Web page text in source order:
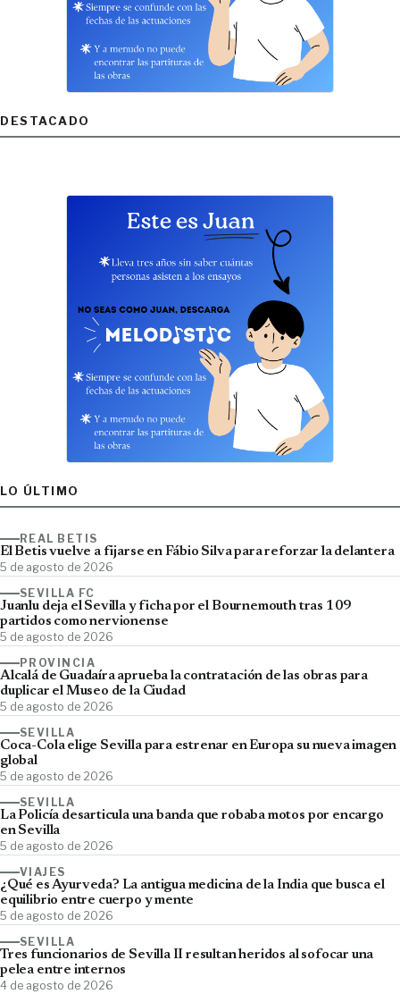
DESTACADO
LO ÚLTIMO
REAL BETIS
El Betis vuelve a fijarse en Fábio Silva para reforzar la delantera
5 de agosto de 2026
SEVILLA FC
Juanlu deja el Sevilla y ficha por el Bournemouth tras 109
partidos como nervionense
5 de agosto de 2026
PROVINCIA
Alcalá de Guadaíra aprueba la contratación de las obras para
duplicar el Museo de la Ciudad
5 de agosto de 2026
SEVILLA
Coca-Cola elige Sevilla para estrenar en Europa su nueva imagen
global
5 de agosto de 2026
SEVILLA
La Policía desarticula una banda que robaba motos por encargo
en Sevilla
5 de agosto de 2026
VIAJES
¿Qué es Ayurveda? La antigua medicina de la India que busca el
equilibrio entre cuerpo y mente
5 de agosto de 2026
SEVILLA
Tres funcionarios de Sevilla II resultan heridos al sofocar una
pelea entre internos
4 de agosto de 2026